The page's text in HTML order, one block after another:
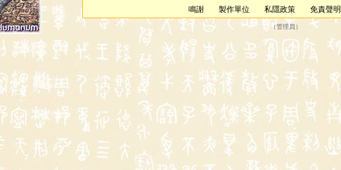
鳴謝
製作單位 私隱政策 免責聲明
（管理員 ）